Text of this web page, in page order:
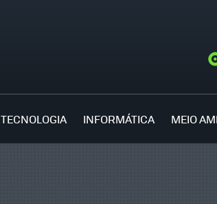
TECNOLOGIA INFORMÁTICA MEIO